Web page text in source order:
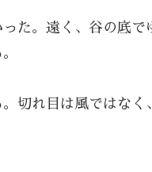
た。遠く、谷の底で
切れ目は風ではなく